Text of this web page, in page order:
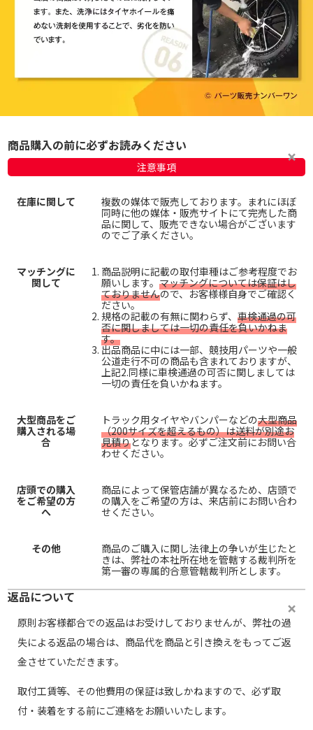
商品購入の前に必ずお読みください
注意事項
在庫に関して
複数の媒体で販売しております。まれにほぼ
同時に他の媒体・販売サイトにて完売した商
品に関して、販売できない場合がございます
のでご了承ください。
マッチングに
関して
商品説明に記載の取付車種はご参考程度でお
願いします。 マッチングについては保証はし
ておりませんので、お客様様自身でご確認く
ださい。
規格の記載の有無に関わらず、 車検通過の可
否に関しましては一切の責任を負いかねま
す。
出品商品に中には一部、競技用パーツや一般
公道走行不可の商品も含まれておりますが、
上記2.同様に車検通過の可否に関しましては
一切の責任を負いかねます。
大型商品をご
購入される場
合
トラック用タイヤやバンパーなどの大型商品
（200サイズを超えるもの）は送料が別途お
見積りとなります。必ずご注文前にお問い合
わせください。
店頭での購入
をご希望の方
へ
商品によって保管店舗が異なるため、店頭で
の購入をご希望の方は、来店前にお問い合わ
せください。
その他
商品のご購入に関し法律上の争いが生じたと
きは、弊社の本社所在地を管轄する裁判所を
第一審の専属的合意管轄裁判所とします。
返品について
原則お客様都合での返品はお受けしておりませんが、弊社の過
失による返品の場合は、商品代を商品と引き換えをもってご返
金させていただきます。
取付工賃等、その他費用の保証は致しかねますので、必ず取
付・装着をする前にご連絡をお願いいたします。